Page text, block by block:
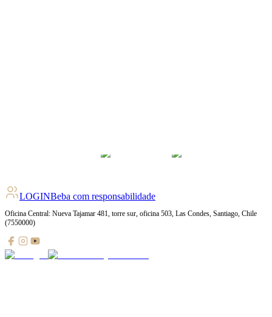
LOGINBeba com responsabilidade
Oficina Central: Nueva Tajamar 481, torre sur, oficina 503, Las Condes, Santiago, Chile
(7550000)